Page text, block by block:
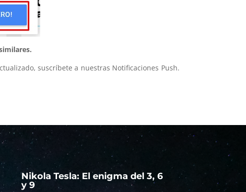
suscríbete a nuestras Notificaciones Push.
Nikola Tesla: El enigma del 3, 6
y 9